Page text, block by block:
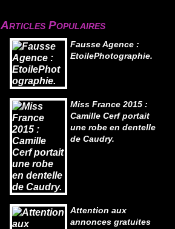
Articles Populaires
Fausse Agence :
EtoilePhotographie.
Miss France 2015 :
Camille Cerf portait
une robe en dentelle
de Caudry.
Attention aux
annonces gratuites